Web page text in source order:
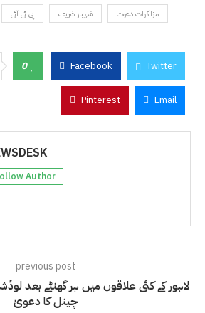
پی ٹی آئی شہباز شریف مزاکرات دعوت
0 Facebook Twitter
Pinterest Email
Author
previous post
لاہور کے کئی علاقوں میں ہر گھنٹے بعد
چینل کا دعویٰ